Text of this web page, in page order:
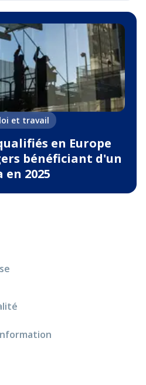
et travail
en Europe
bénéficiant d'un
en 2025